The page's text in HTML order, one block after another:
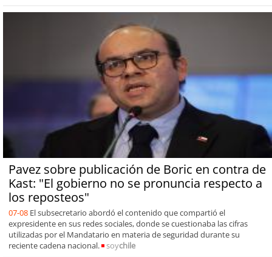
Pavez sobre publicación de Boric en contra de
Kast: "El gobierno no se pronuncia respecto a
los reposteos"
07-08 El subsecretario abordó el contenido que compartió el
expresidente en sus redes sociales, donde se cuestionaba las cifras
utilizadas por el Mandatario en materia de seguridad durante su
reciente cadena nacional.
soychile